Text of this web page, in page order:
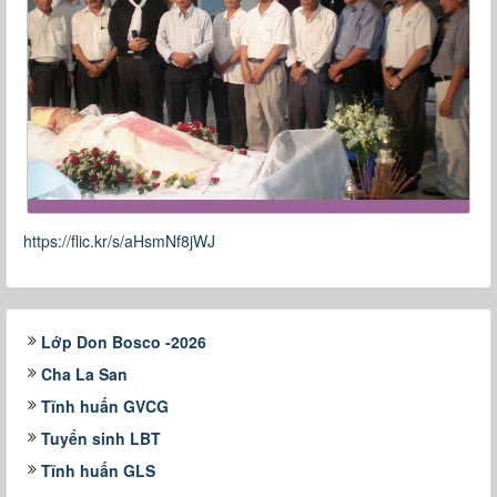
https://flic.kr/s/aHsmNf8jWJ
Lớp Don Bosco -2026
Cha La San
Tĩnh huấn GVCG
Tuyển sinh LBT
Tĩnh huấn GLS